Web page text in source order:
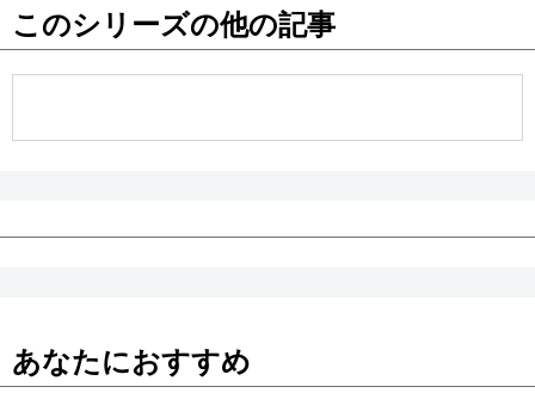
東京
このシリーズの他の記事
あなたにおすすめ